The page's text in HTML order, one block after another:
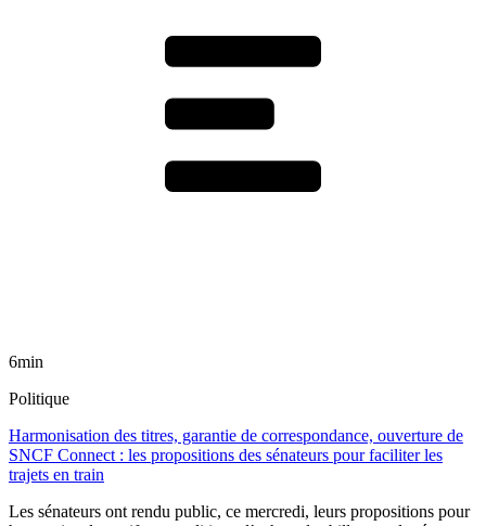
6min
Politique
Harmonisation des titres, garantie de correspondance, ouverture de
SNCF Connect : les propositions des sénateurs pour faciliter les
trajets en train
Les sénateurs ont rendu public, ce mercredi, leurs propositions pour